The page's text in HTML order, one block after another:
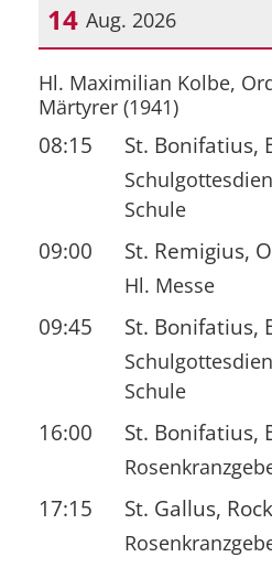
14 Aug. 2026
Datum: 14. August 2026
Hl. Maximilian Kolbe,
Märtyrer (1941)
08:15 St. Bonifatius,
Schule
09:00 St. Remigius,
Hl. Messe
09:45 St. Bonifatius,
Schule
16:00 St. Bonifatius,
17:15 St. Gallus,